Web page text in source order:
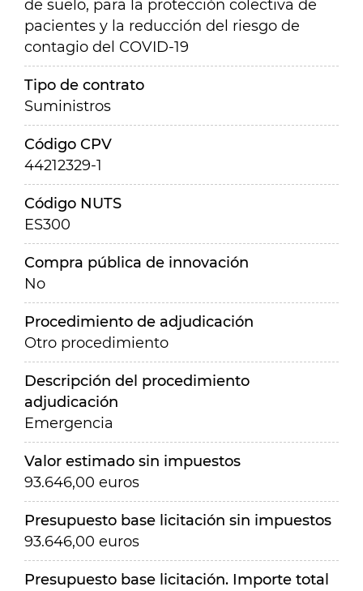
de suelo, para la protección colectiva de
pacientes y la reducción del riesgo de
contagio del COVID-19
Tipo de contrato
Suministros
Código CPV
44212329-1
Código NUTS
ES300
Compra pública de innovación
No
Procedimiento de adjudicación
Otro procedimiento
Descripción del procedimiento
adjudicación
Emergencia
Valor estimado sin impuestos
93.646,00 euros
Presupuesto base licitación sin impuestos
93.646,00 euros
Presupuesto base licitación. Importe total